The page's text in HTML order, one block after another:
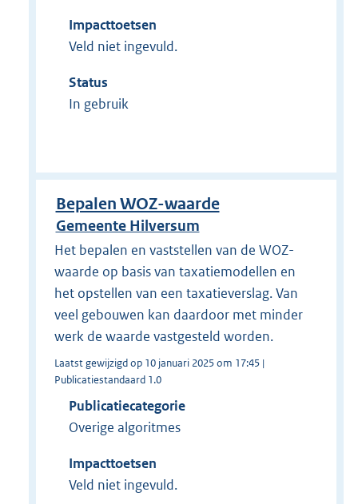
Impacttoetsen
Veld niet ingevuld.
Status
In gebruik
Bepalen WOZ-waarde
Gemeente Hilversum
Het bepalen en vaststellen van de WOZ-
waarde op basis van taxatiemodellen en
het opstellen van een taxatieverslag. Van
veel gebouwen kan daardoor met minder
werk de waarde vastgesteld worden.
Laatst gewijzigd op 10 januari 2025 om 17:45 |
Publicatiestandaard 1.0
Publicatiecategorie
Overige algoritmes
Impacttoetsen
Veld niet ingevuld.